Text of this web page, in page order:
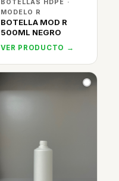
BOTELLAS HDPE ·
MODELO R
BOTELLA MOD R
500ML NEGRO
VER PRODUCTO →